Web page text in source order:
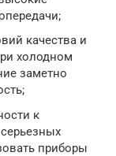
качества и
холодном
заметно
к
приборы